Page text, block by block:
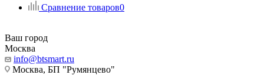
Сравнение товаров0
Ваш город
Москва
info@btsmart.ru
Москва, БП "Румянцево"